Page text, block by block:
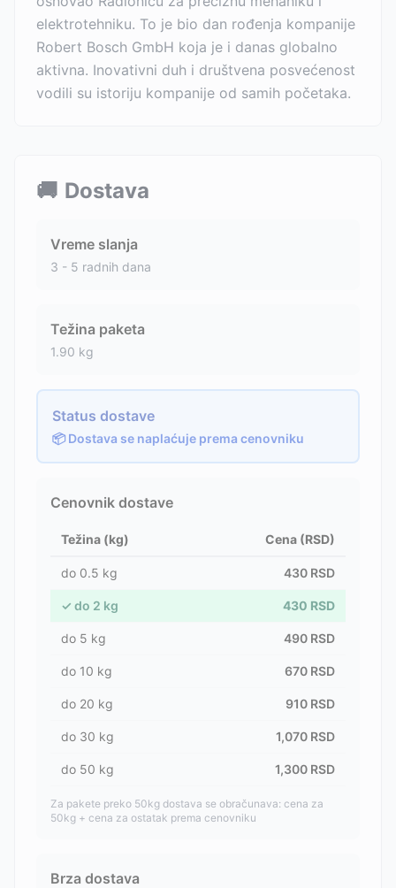
elektrotehniku. To je bio dan rođenja kompanije
Robert Bosch GmbH koja je i danas globalno
aktivna. Inovativni duh i društvena posvećenost
vodili su istoriju kompanije od samih početaka.
🚚 Dostava
Vreme slanja
3 - 5 radnih dana
Težina paketa
1.90 kg
Status dostave
📦 Dostava se naplaćuje prema cenovniku
Cenovnik dostave
Težina (kg) Cena (RSD)
do 0.5 kg 430 RSD
✓ do 2 kg 430 RSD
do 5 kg 490 RSD
do 10 kg 670 RSD
do 20 kg 910 RSD
do 30 kg 1,070 RSD
do 50 kg 1,300 RSD
Za pakete preko 50kg dostava se obračunava: cena za
50kg + cena za ostatak prema cenovniku
Brza dostava